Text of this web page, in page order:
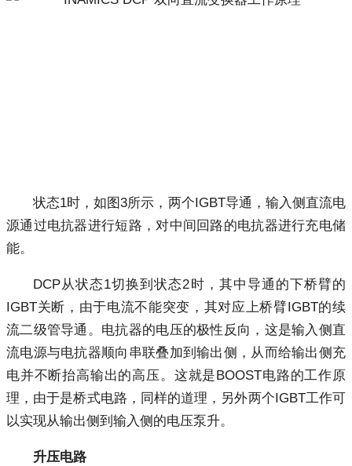
状态1时，如图3所示，两个IGBT导通，输入侧直流电
源通过电抗器进行短路，对中间回路的电抗器进行充电储
能。
DCP从状态1切换到状态2时，其中导通的下桥臂的
IGBT关断，由于电流不能突变，其对应上桥臂IGBT的续
流二级管导通。电抗器的电压的极性反向，这是输入侧直
流电源与电抗器顺向串联叠加到输出侧，从而给输出侧充
电并不断抬高输出的高压。这就是BOOST电路的工作原
理，由于是桥式电路，同样的道理，另外两个IGBT工作可
以实现从输出侧到输入侧的电压泵升。
升压电路